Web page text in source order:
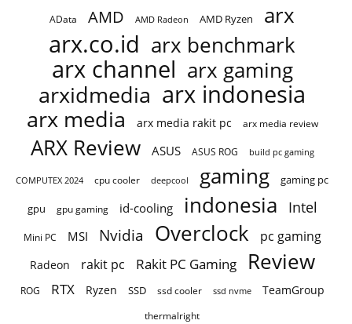
AData AMD AMD Radeon AMD Ryzen arx
arx.co.id arx benchmark
arx channel arx gaming
arxidmedia arx indonesia
arx media arx media rakit pc arx media review
ARX Review ASUS ASUS ROG build pc gaming
COMPUTEX 2024 cpu cooler deepcool gaming gaming pc
gpu gpu gaming id-cooling indonesia Intel
Mini PC MSI Nvidia Overclock pc gaming
Radeon rakit pc Rakit PC Gaming Review
ROG RTX Ryzen SSD ssd cooler ssd nvme TeamGroup
thermalright